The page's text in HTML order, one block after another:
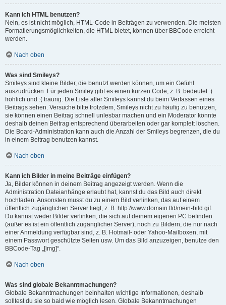
Kann ich HTML benutzen?
Nein, es ist nicht möglich, HTML-Code in Beiträgen zu verwenden. Die meisten
Formatierungsmöglichkeiten, die HTML bietet, können über BBCode erreicht
werden.
Nach oben
Was sind Smileys?
Smileys sind kleine Bilder, die benutzt werden können, um ein Gefühl
auszudrücken. Für jeden Smiley gibt es einen kurzen Code, z. B. bedeutet :)
fröhlich und :( traurig. Die Liste aller Smileys kannst du beim Verfassen eines
Beitrags sehen. Versuche bitte trotzdem, Smileys nicht zu häufig zu benutzen,
sie können einen Beitrag schnell unlesbar machen und ein Moderator könnte
deshalb deinen Beitrag entsprechend überarbeiten oder gar komplett löschen.
Die Board-Administration kann auch die Anzahl der Smileys begrenzen, die du
in einem Beitrag benutzen kannst.
Nach oben
Kann ich Bilder in meine Beiträge einfügen?
Ja, Bilder können in deinem Beitrag angezeigt werden. Wenn die
Administration Dateianhänge erlaubt hat, kannst du das Bild auch direkt
hochladen. Ansonsten musst du zu einem Bild verlinken, das auf einem
öffentlich zugänglichen Server liegt, z. B. http://www.domain.tld/mein-bild.gif.
Du kannst weder Bilder verlinken, die sich auf deinem eigenen PC befinden
(außer es ist ein öffentlich zugänglicher Server), noch zu Bildern, die nur nach
einer Anmeldung verfügbar sind, z. B. Hotmail- oder Yahoo-Mailboxen, mit
einem Passwort geschützte Seiten usw. Um das Bild anzuzeigen, benutze den
BBCode-Tag „[img]“.
Nach oben
Was sind globale Bekanntmachungen?
Globale Bekanntmachungen beinhalten wichtige Informationen, deshalb
solltest du sie so bald wie möglich lesen. Globale Bekanntmachungen